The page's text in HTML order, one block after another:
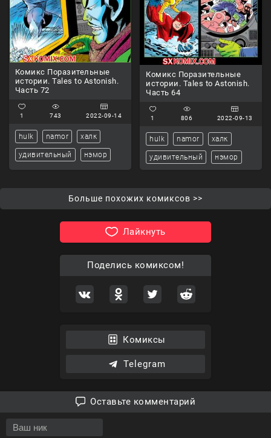
Комикс Поразительные
истории. Tales to Astonish.
Часть 72
1 743 2022-09-14
hulk namor халк
удивительный нэмор
Комикс Поразительные
истории. Tales to Astonish.
Часть 64
1 806 2022-09-13
hulk namor халк
удивительный нэмор
Больше похожих комиксов >>
Лайкнуть
Поделись комиксом!
Комиксы
Telegram
Оставьте комментарий